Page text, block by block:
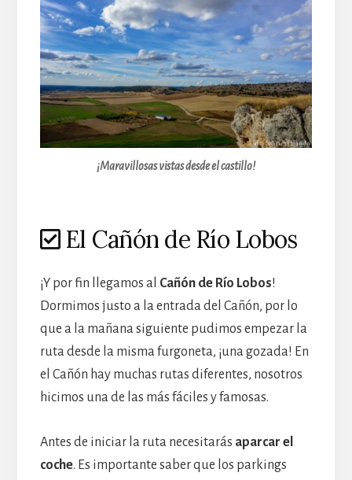
¡Maravillosas vistas desde el castillo!
El Cañón de Río Lobos
¡Y por fin llegamos al Cañón de Río Lobos!
Dormimos justo a la entrada del Cañón, por lo
que a la mañana siguiente pudimos empezar la
ruta desde la misma furgoneta, ¡una gozada! En
el Cañón hay muchas rutas diferentes, nosotros
hicimos una de las más fáciles y famosas.
Antes de iniciar la ruta necesitarás aparcar el
coche. Es importante saber que los parkings